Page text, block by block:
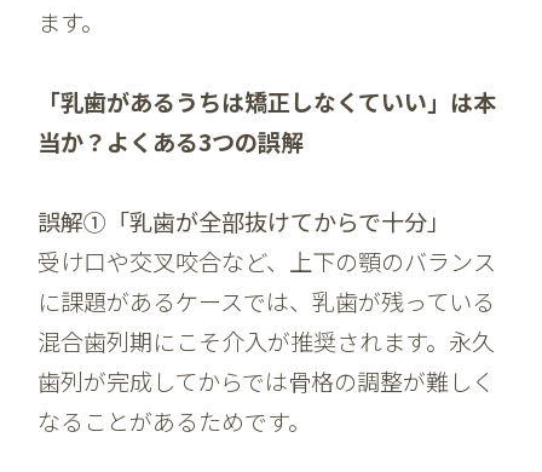
ます。
「乳歯があるうちは矯正しなくていい」は本
当か？よくある3つの誤解
誤解①「乳歯が全部抜けてからで十分」
受け口や交叉咬合など、上下の顎のバランス
に課題があるケースでは、乳歯が残っている
混合歯列期にこそ介入が推奨されます。永久
歯列が完成してからでは骨格の調整が難しく
なることがあるためです。